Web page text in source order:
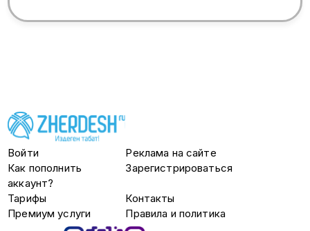
Марат Үйүнүздо клоп, таракан
Войти
Реклама на сайте
Как пополнить
аккаунт?
Зарегистрироваться
Тарифы
Контакты
Премиум услуги
Правила и политика